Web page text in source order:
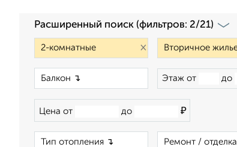
Расширенный поиск (фильтров: 2/21)
×
Этаж от до
Цена от до ₽